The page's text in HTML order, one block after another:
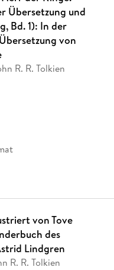
Übersetzung und
Bd. 1): In der
von
R. R. Tolkien
von Tove
des
Lindgren
R. R. Tolkien